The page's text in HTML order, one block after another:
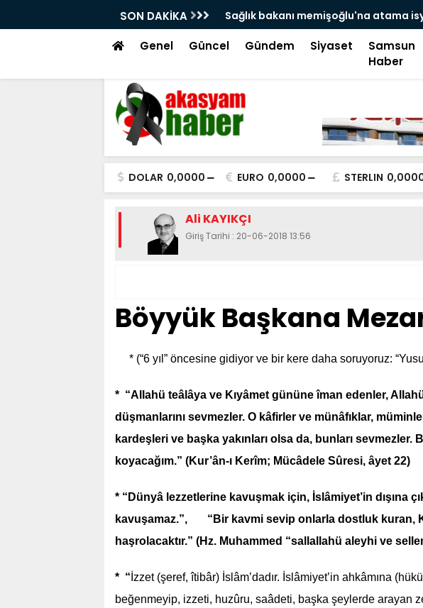
SON DAKİKA
Hacı bayram veli camii’nde siyaset,
tekme!
Genel Güncel Gündem Siyaset
Samsun
Haber
DOLAR 0,0000 EURO 0,0000 STERLIN
Ali KAYIKÇI
Giriş Tarihi : 20-06-2018 13:56
Böyyük Başkana
* (“6 yıl” öncesine gidiyor ve bir kere daha soruyoruz:
* “Allahü teâlâya ve Kıyâmet gününe îman edenler,
düşmanlarını sevmezler. O kâfirler ve münâfıklar,
kardeşleri ve başka yakınları olsa da, bunları
koyacağım.” (Kur’ân-ı Kerîm; Mücâdele Sûresi, âyet 22)
* “Dünyâ lezzetlerine kavuşmak için, İslâmiyet’in dışına
kavuşamaz.”, “Bir kavmi sevip onlarla dostluk kuran,
haşrolacaktır.” (Hz. Muhammed “sallallahü aleyhi ve
* “ İzzet (şeref, îtibâr) İslâm’dadır. İslâmiyet’in ahkâmına
beğenmeyip, izzeti, huzûru, saâdeti, başka şeylerde arayan